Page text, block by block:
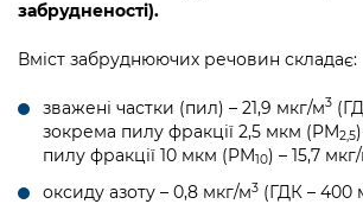
забрудненості).
Вміст забруднюючих речовин складає:
зважені частки (пил) – 21,9 мкг/м3
зокрема пилу фракції 2,5 мкм (PM2,5
пилу фракції 10 мкм (PM10) – 15,7
оксиду азоту – 0,8 мкг/м3 (ГДК – 400